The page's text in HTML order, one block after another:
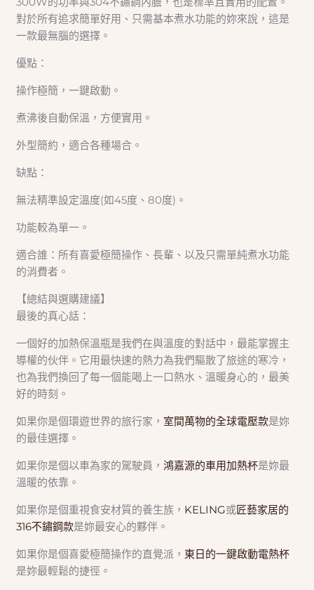
對於所有追求簡單好用、只需基本煮水功能的妳來說，這是
一款最無腦的選擇。
優點：
操作極簡，一鍵啟動。
煮沸後自動保溫，方便實用。
外型簡約，適合各種場合。
缺點：
無法精準設定溫度(如45度、80度)。
功能較為單一。
適合誰：所有喜愛極簡操作、長輩、以及只需單純煮水功能
的消費者。
【總結與選購建議】
最後的真心話：
一個好的加熱保溫瓶是我們在與溫度的對話中，最能掌握主
導權的伙伴。它用最快速的熱力為我們驅散了旅途的寒冷，
也為我們換回了每一個能喝上一口熱水、溫暖身心的，最美
好的時刻。
如果你是個環遊世界的旅行家， 室間萬物的全球電壓款是妳
的最佳選擇。
如果你是個以車為家的駕駛員，鴻嘉源的車用加熱杯是妳最
溫暖的依靠。
如果你是個重視食安材質的養生族， KELING或匠藝家居的
316不鏽鋼款是妳最安心的夥伴。
如果你是個喜愛極簡操作的直覺派， 東日的一鍵啟動電熱杯
是妳最輕鬆的捷徑。